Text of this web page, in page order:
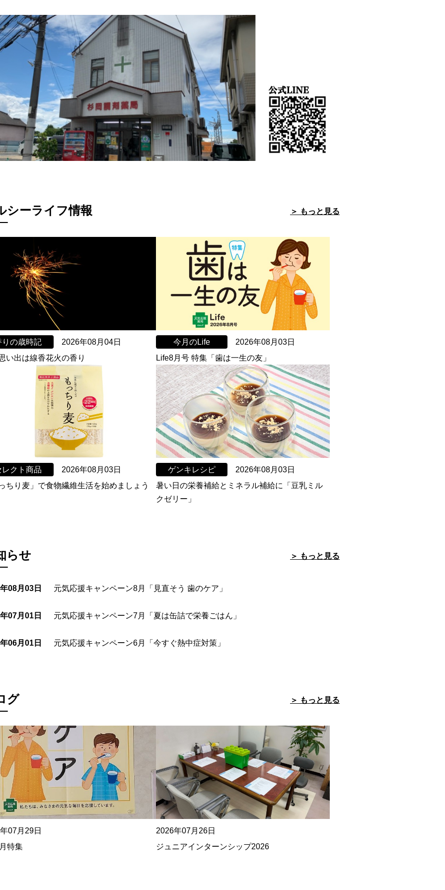
シーライフ情報
りの歳時記
2026年08月04日
い出は線香花火の香り
今月のLife
2026年08月03日
Life8月号 特集「歯は一生の友」
レクト商品
2026年08月03日
ちり麦」で食物繊維生活を始めましょう
ゲンキレシピ
2026年08月03日
暑い日の栄養補給とミネラル補給に「豆乳ミル
クゼリー」
＞ もっと見る
らせ
08月03日 元気応援キャンペーン8月「見直そう 歯のケア」
07月01日 元気応援キャンペーン7月「夏は缶詰で栄養ごはん」
06月01日 元気応援キャンペーン6月「今すぐ熱中症対策」
＞ もっと見る
グ
07月29日
特集
2026年07月26日
ジュニアインターンシップ2026
＞ もっと見る